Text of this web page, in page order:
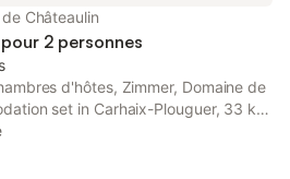
Châteaulin
2 personnes
d'hôtes, Zimmer, Domaine de
set in Carhaix-Plouguer, 33 km
48 km from Lampaul-Guimiliau